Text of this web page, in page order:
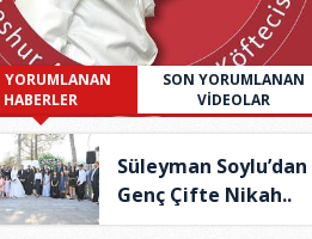
YORUMLANAN
HABERLER
SON YORUMLANAN
VİDEOLAR
Süleyman Soylu’dan
Genç Çifte Nikah..